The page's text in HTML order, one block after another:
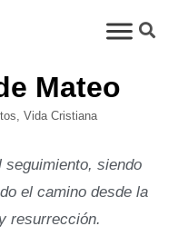
Mateo
, Vida Cristiana
siendo
el camino desde la
resurrección.